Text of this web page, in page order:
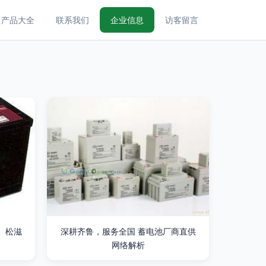
产品大全 联系我们 企业信息 访客留言
松滋
深耕齐鲁，服务全国 蓄电池厂商直供
网络解析